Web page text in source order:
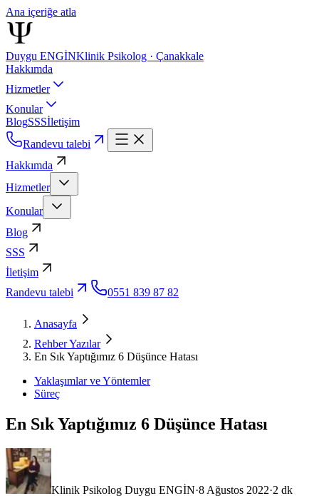
Ana içeriğe atla
Duygu ENGİNKlinik Psikolog · Çanakkale
Hakkımda
Hizmetler
Konular
BlogSSSİletişim
Randevu talebi
Hakkımda
Hizmetler
Konular
Blog
SSS
İletişim
Randevu talebi
0551 839 87 82
Anasayfa
Rehber Yazılar
En Sık Yaptığımız 6 Düşünce Hatası
Yaklaşımlar ve Yöntemler
Süreç
En Sık Yaptığımız 6 Düşünce Hatası
Klinik Psikolog Duygu ENGİN·8 Ağustos 2022·2 dk